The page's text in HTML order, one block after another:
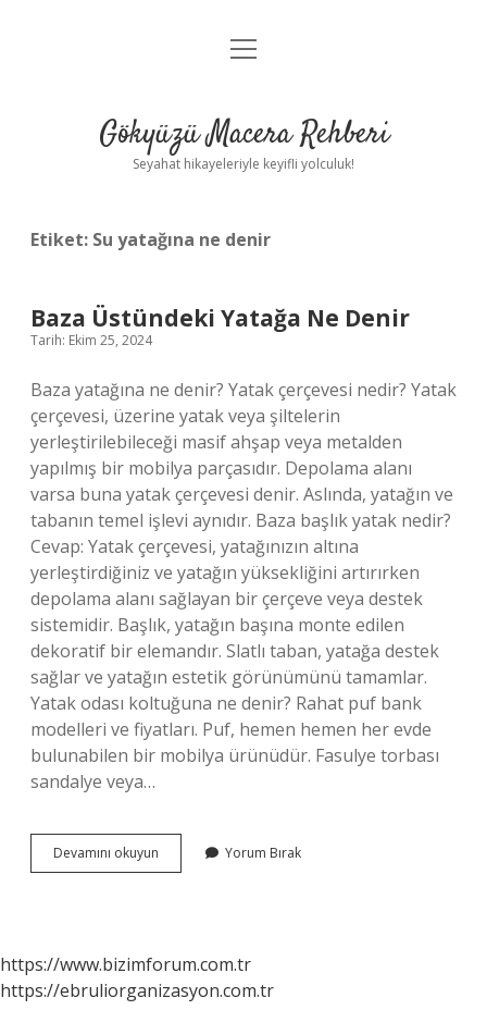
Anasayfa
Yasal Uyarı
menüyü
Gökyüzü Macera Rehberi
Seyahat hikayeleriyle keyifli yolculuk!
Etiket: Su yatağına ne denir
Baza Üstündeki Yatağa Ne Denir
Tarih: Ekim 25, 2024
Baza yatağına ne denir? Yatak çerçevesi nedir? Yatak
çerçevesi, üzerine yatak veya şiltelerin
yerleştirilebileceği masif ahşap veya metalden
yapılmış bir mobilya parçasıdır. Depolama alanı
varsa buna yatak çerçevesi denir. Aslında, yatağın ve
tabanın temel işlevi aynıdır. Baza başlık yatak nedir?
Cevap: Yatak çerçevesi, yatağınızın altına
yerleştirdiğiniz ve yatağın yüksekliğini artırırken
depolama alanı sağlayan bir çerçeve veya destek
sistemidir. Başlık, yatağın başına monte edilen
dekoratif bir elemandır. Slatlı taban, yatağa destek
sağlar ve yatağın estetik görünümünü tamamlar.
Yatak odası koltuğuna ne denir? Rahat puf bank
modelleri ve fiyatları. Puf, hemen hemen her evde
bulunabilen bir mobilya ürünüdür. Fasulye torbası
sandalye veya…
Devamını okuyun
Üstündeki
Yorum Bırak
https://www.bizimforum.com.tr
https://ebruliorganizasyon.com.tr